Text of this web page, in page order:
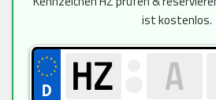
ist kostenlos.